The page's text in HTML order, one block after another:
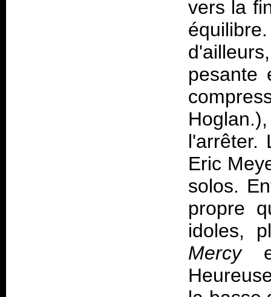
vers la
pesante
l'arrêter.
Eric
solos.
propre
idoles,
Mercyet